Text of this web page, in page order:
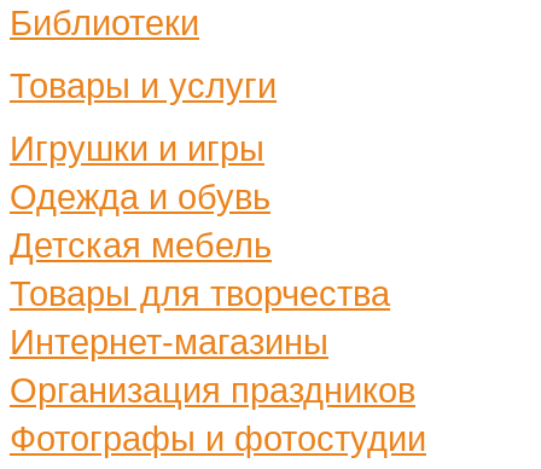
Библиотеки
Товары и услуги
Игрушки и игры
Одежда и обувь
Детская мебель
Товары для творчества
Интернет-магазины
Организация праздников
Фотографы и фотостудии